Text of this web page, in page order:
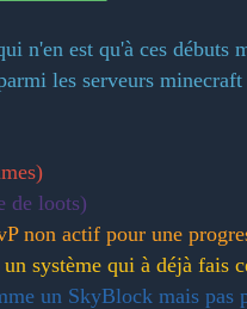
n'en est qu'à ces débuts
les serveurs
de loots)
non actif pour une
système qui à déjà fais
un SkyBlock mais pas